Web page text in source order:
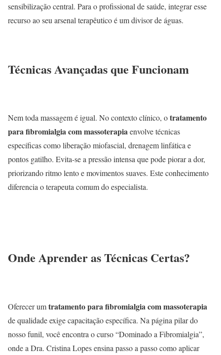
sensibilização central. Para o profissional de saúde, integrar esse
recurso ao seu arsenal terapêutico é um divisor de águas.
Técnicas Avançadas que Funcionam
Nem toda massagem é igual. No contexto clínico, otratamento
para fibromialgia com massoterapiaenvolve técnicas
específicas como liberação miofascial, drenagem linfática e
pontos gatilho. Evita-se a pressão intensa que pode piorar a dor,
priorizando ritmo lento e movimentos suaves. Este conhecimento
diferencia o terapeuta comum do especialista.
Onde Aprender as Técnicas Certas?
Oferecer umtratamento para fibromialgia com massoterapia
de qualidade exige capacitação específica. Na página pilar do
nosso funil, você encontra o curso “Dominado a Fibromialgia”,
onde a Dra. Cristina Lopes ensina passo a passo como aplicar